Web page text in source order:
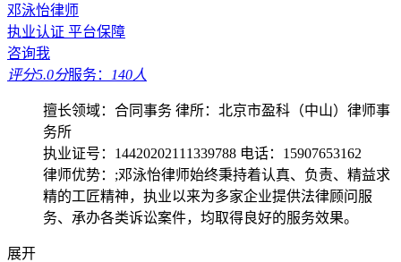
邓泳怡律师
执业认证 平台保障
咨询我
评分5.0分服务： 140人
擅长领域：合同事务 律所：北京市盈科（中山）律师事
务所
执业证号：14420202111339788 电话：15907653162
律师优势：;邓泳怡律师始终秉持着认真、负责、精益求
精的工匠精神，执业以来为多家企业提供法律顾问服
务、承办各类诉讼案件，均取得良好的服务效果。
展开